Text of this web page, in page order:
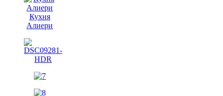
Кухня
Алиери